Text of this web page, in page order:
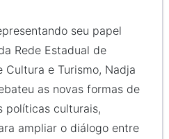
seu papel
Rede Estadual de
Cultura e Turismo, Nadja
as novas formas de
políticas culturais,
ampliar o diálogo entre